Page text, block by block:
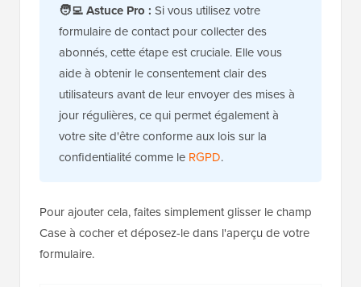
🧑‍💻 Astuce Pro : Si vous utilisez votre
formulaire de contact pour collecter des
abonnés, cette étape est cruciale. Elle vous
aide à obtenir le consentement clair des
utilisateurs avant de leur envoyer des mises à
jour régulières, ce qui permet également à
votre site d'être conforme aux lois sur la
confidentialité comme le RGPD.
Pour ajouter cela, faites simplement glisser le champ
Case à cocher et déposez-le dans l'aperçu de votre
formulaire.